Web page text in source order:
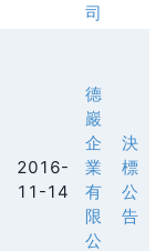
司
2016-
11-14
德
巖
企
業
有
限
公
決
標
公
告